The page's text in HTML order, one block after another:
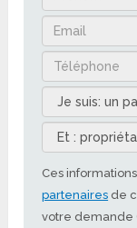
Ces
partenaires de
votre demande